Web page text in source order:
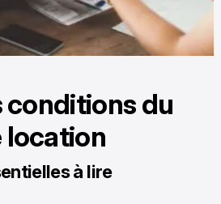
conditions du
location
à lire